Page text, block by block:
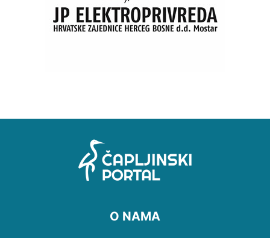
O NAMA